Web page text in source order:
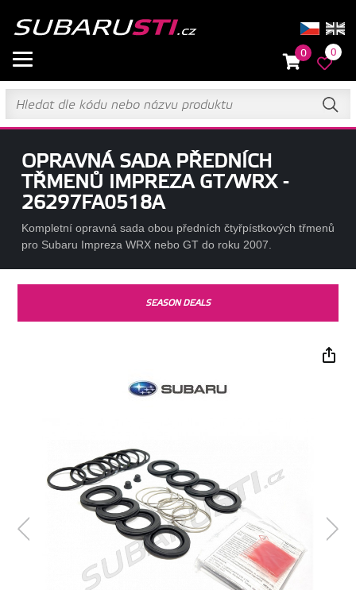
0 0
OPRAVNÁ SADA PŘEDNÍCH
TŘMENŮ IMPREZA GT/WRX -
26297FA0518A
Kompletní opravná sada obou předních čtyřpístkových třmenů
pro Subaru Impreza WRX nebo GT do roku 2007.
SEASON DEALS